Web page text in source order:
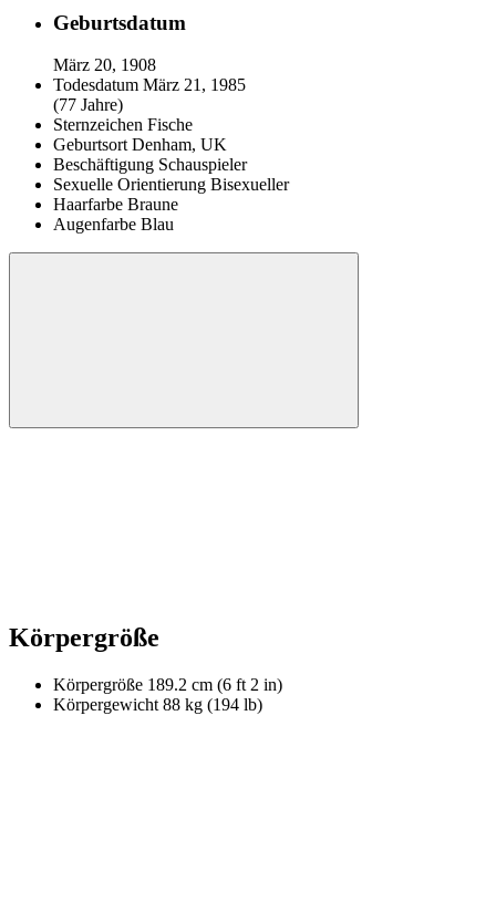
Geburtsdatum
März 20, 1908
Todesdatum März 21, 1985
(77 Jahre)
Sternzeichen Fische
Geburtsort Denham, UK
Beschäftigung Schauspieler
Sexuelle Orientierung Bisexueller
Haarfarbe Braune
Augenfarbe Blau
Körpergröße
Körpergröße 189.2 cm (6 ft 2 in)
Körpergewicht 88 kg (194 lb)